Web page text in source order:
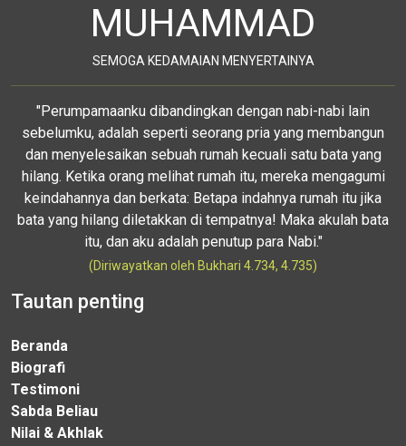
MUHAMMAD
SEMOGA KEDAMAIAN MENYERTAINYA
"Perumpamaanku dibandingkan dengan nabi-nabi lain
sebelumku, adalah seperti seorang pria yang membangun
dan menyelesaikan sebuah rumah kecuali satu bata yang
hilang. Ketika orang melihat rumah itu, mereka mengagumi
keindahannya dan berkata: Betapa indahnya rumah itu jika
bata yang hilang diletakkan di tempatnya! Maka akulah bata
itu, dan aku adalah penutup para Nabi."
(Diriwayatkan oleh Bukhari 4.734, 4.735)
Tautan penting
Beranda
Biografi
Testimoni
Sabda Beliau
Nilai & Akhlak